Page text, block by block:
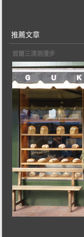
推薦文章
首爾三清洞漫步